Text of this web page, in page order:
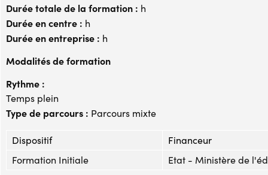
Durée totale de la formation : h
Durée en centre : h
Durée en entreprise : h
Modalités de formation
Rythme :
Temps plein
Type de parcours : Parcours mixte
Dispositif
Financeur
Formation Initiale
Etat - Ministère de